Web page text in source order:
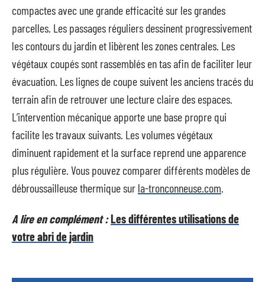
compactes avec une grande efficacité sur les grandes
parcelles. Les passages réguliers dessinent progressivement
les contours du jardin et libèrent les zones centrales. Les
végétaux coupés sont rassemblés en tas afin de faciliter leur
évacuation. Les lignes de coupe suivent les anciens tracés du
terrain afin de retrouver une lecture claire des espaces.
L’intervention mécanique apporte une base propre qui
facilite les travaux suivants. Les volumes végétaux
diminuent rapidement et la surface reprend une apparence
plus régulière. Vous pouvez comparer différents modèles de
débroussailleuse thermique sur la-tronconneuse.com
A lire en complément :Les différentes utilisations de
votre abri de jardin